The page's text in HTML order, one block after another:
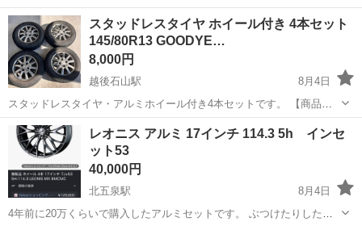
スタッドレスタイヤ ホイール付き 4本セット
145/80R13 GOODYE…
8,000円
越後石山駅
8月4日
スタッドレスタイヤ・アルミホイール付き4本セットです。 【商品詳
細】 * タイヤ：GOODYEAR ICE NAVI 6 * サイズ：145/80R13 75Q *
本数：4本 * アルミホイール付き * ナットは付属し...
新潟 新潟市 タイヤ、ホイール
レオニス アルミ 17インチ 114.3 5h インセ
ット53
40,000円
北五泉駅
8月4日
4年前に20万くらいで購入したアルミセットです。 ぶつけたりした事